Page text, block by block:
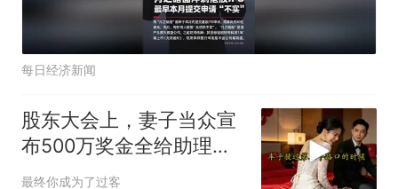
每日经济新闻
股东大会上，妻子当众宣
布500万奖金全给助理，
我起身离去，她急忙拦住
最终你成为了过客